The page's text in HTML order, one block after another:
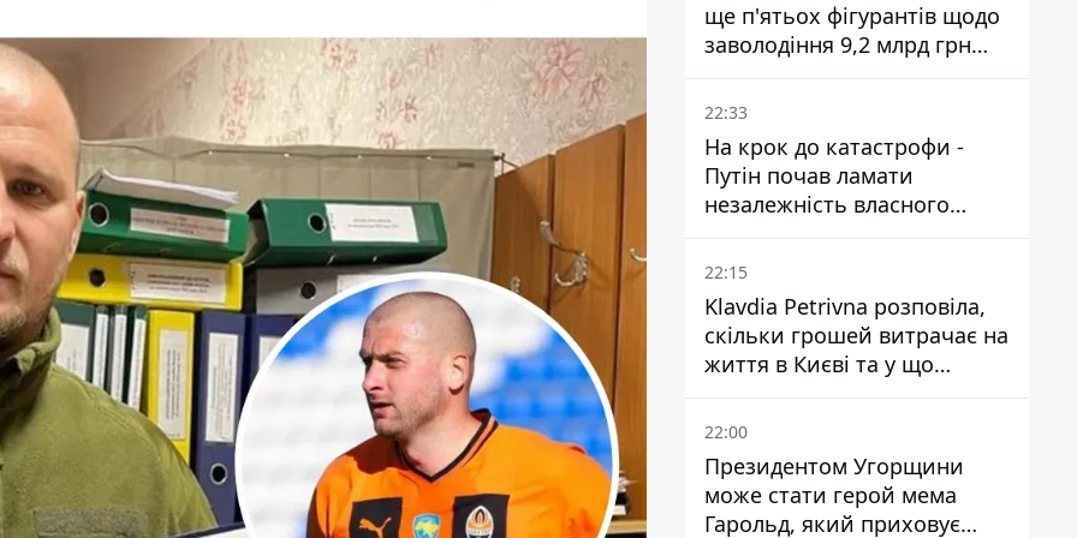
ще п'ятьох фігурантів щодо
заволодіння 9,2 млрд грн
ПриватБанку скерували до
суду
22:33
На крок до катастрофи -
Путін почав ламати
незалежність власного
Центробанку, змусивши
знизити базову ставку
22:15
Klavdia Petrivna розповіла,
скільки грошей витрачає на
життя в Києві та у що
вкладає мільйони
22:00
Президентом Угорщини
може стати герой мема
Гарольд, який приховує